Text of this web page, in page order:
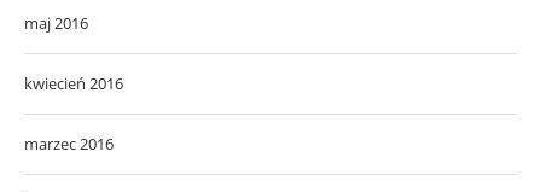
maj 2016
kwiecień 2016
marzec 2016